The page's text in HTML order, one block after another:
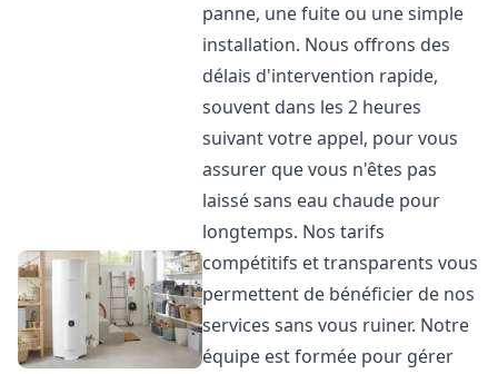
panne, une fuite ou une simple
installation. Nous offrons des
délais d'intervention rapide,
souvent dans les 2 heures
suivant votre appel, pour vous
assurer que vous n'êtes pas
laissé sans eau chaude pour
longtemps. Nos tarifs
compétitifs et transparents vous
permettent de bénéficier de nos
services sans vous ruiner. Notre
équipe est formée pour gérer